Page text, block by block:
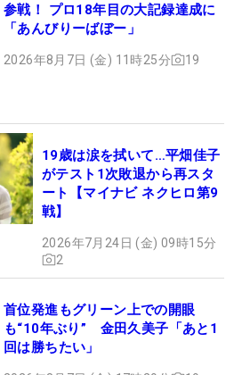
参戦！ プロ18年目の大記録達成に
「あんびりーばぼー」
2026年8月7日 (金) 11時25分 19
19歳は涙を拭いて…平畑佳子
がテスト1次敗退から再スタ
ート【マイナビ ネクヒロ第9
戦】
2026年7月24日 (金) 09時15分
2
首位発進もグリーン上での開眼
も“10年ぶり” 金田久美子「あと1
回は勝ちたい」